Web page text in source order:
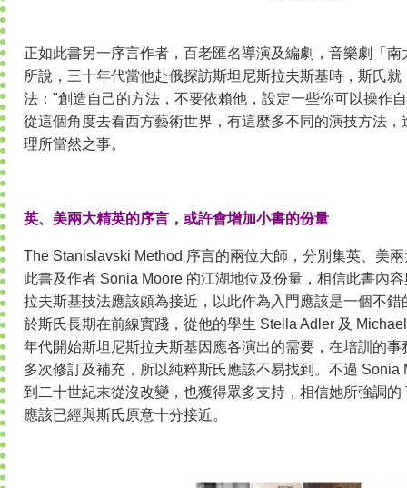
正如此書另一序言作者，百老匯名導演及編劇，音樂劇「
所說，三十年代當他赴俄探訪斯坦尼斯拉夫斯基時，斯氏
法："創造自己的方法，不要依賴他，設定一些你可以操作
從這個角度去看西方藝術世界，有這麼多不同的演技方法
理所當然之事。
英、美兩大精英的序言，或許會增加小書的份量
The Stanislavski Method 序言的兩位大師，分別集英、美
此書及作者 Sonia Moore 的江湖地位及份量，相信此書內
拉夫斯基技法應該頗為接近，以此作為入門應該是一個不
於斯氏長期在前線實踐，從他的學生 Stella Adler 及
年代開始斯坦尼斯拉夫斯基因應各演出的需要，在培訓的
多次修訂及補充，所以純粹斯氏應該不易找到。不過 Sonia
到二十世紀末從沒改變，也獲得眾多支持，相信她所強調
應該已經與斯氏原意十分接近。